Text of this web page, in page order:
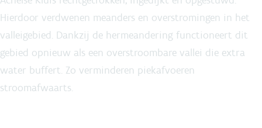
Hierdoor verdwenen meanders en overstromingen in het
valleigebied. Dankzij de hermeandering functioneert dit
gebied opnieuw als een overstroombare vallei die extra
water buffert. Zo verminderen piekafvoeren
stroomafwaarts.